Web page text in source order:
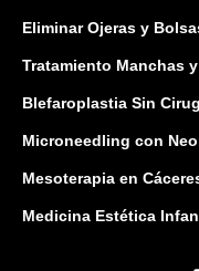
Eliminar Ojeras y
Tratamiento Manchas
Blefaroplastia Sin
Microneedling con
Mesoterapia en
Medicina Estética